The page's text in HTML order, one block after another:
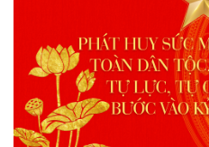
Vững bước trong giai đoạn mới